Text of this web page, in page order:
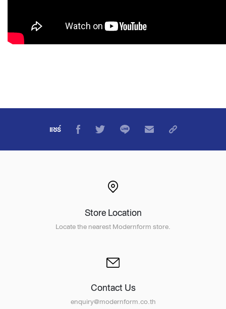
แชร์
Store Location
Locate the nearest Modernform store.
Contact Us
enquiry@modernform.co.th